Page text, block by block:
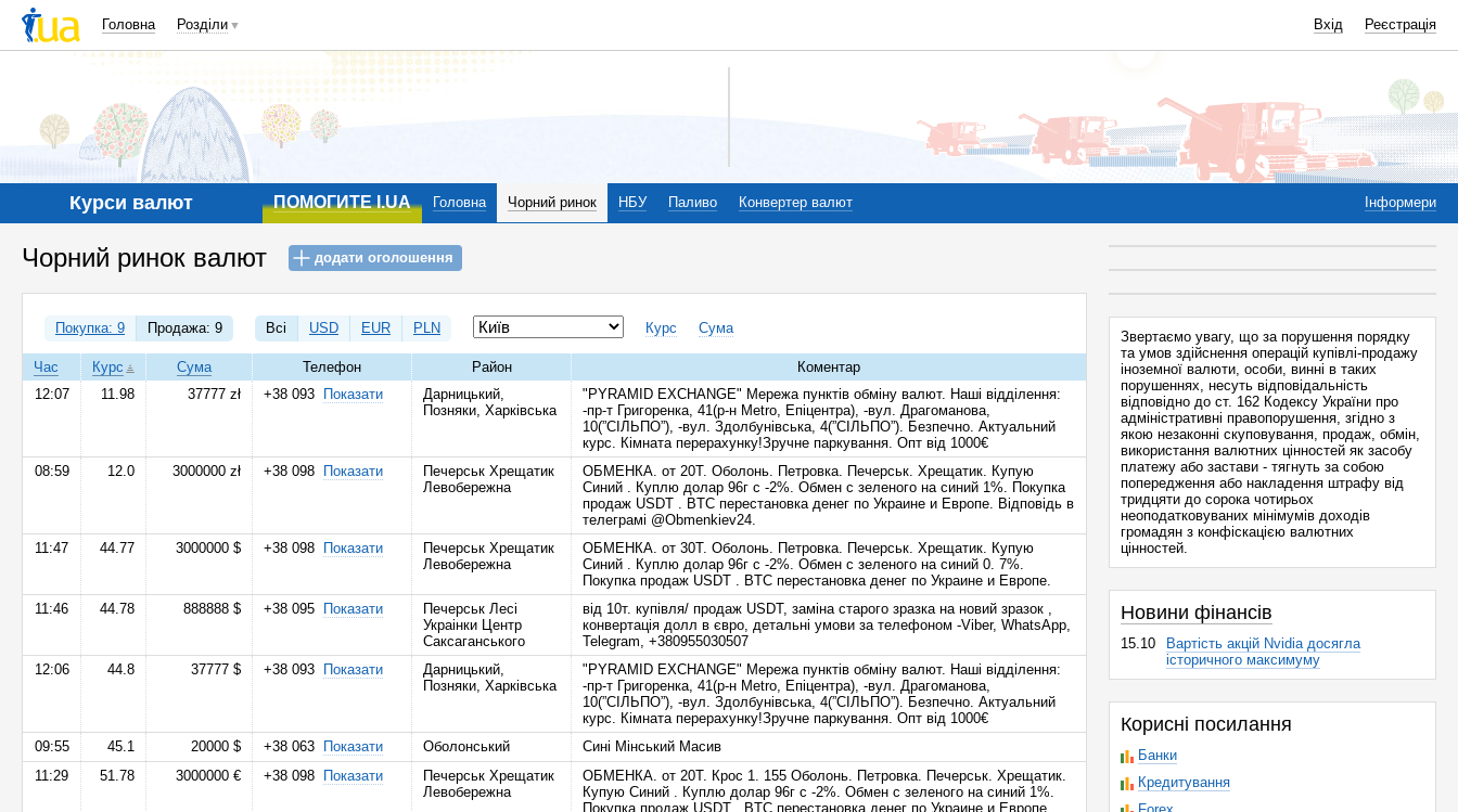
Головна Розділи Вхід Реєстрація
Курси валют ПОМОГИТЕ I.UA Головна Чорний ринок НБУ Паливо Конвертер валют Інформери
Чорний ринок валют додати оголошення
Покупка: 9 Продажа: 9 Всі USD EUR PLN Курс Сума
Час Курс Сума Телефон Район
Коментар
12:07
11.98 37777 zł +38 093 Показати
Дарницький,
Позняки, Харківська
"PYRAMID EXCHANGE" Мережа пунктів обміну валют. Наші відділення:
-пр-т Григоренка, 41(р-н Metro, Епіцентра), -вул. Драгоманова,
10(”СІЛЬПО”), -вул. Здолбунівська, 4(”СІЛЬПО”). Безпечно. Актуальний
курс. Кімната перерахунку!Зручне паркування. Опт від 1000€
08:59
12.0 3000000 zł +38 098 Показати
Печерськ Хрещатик
Левобережна
ОБМЕНКА. от 20Т. Оболонь. Петровка. Печерськ. Хрещатик. Купую
Синий . Куплю долар 96г с -2%. Обмен c зеленого на синий 1%. Покупка
продаж USDT . BTC перестановка денег по Украине и Европе. Відповідь в
телеграмі @Obmenkiev24.
11:47
44.77 3000000 $ +38 098 Показати
Печерськ Хрещатик
Левобережна
ОБМЕНКА. от 30Т. Оболонь. Петровка. Печерськ. Хрещатик. Купую
Синий . Куплю долар 96г с -2%. Обмен c зеленого на синий 0. 7%.
Покупка продаж USDT . BTC перестановка денег по Украине и Европе.
11:46
44.78 888888 $ +38 095 Показати
Печерськ Лесі
Украінки Центр
Саксаганського
від 10т. купівля/ продаж USDT, заміна старого зразка на новий зразок ,
конвертація долл в євро, детальні умови за телефоном -Viber, WhatsApp,
Telegram, +380955030507
12:06
44.8 37777 $ +38 093 Показати
Дарницький,
Позняки, Харківська
"PYRAMID EXCHANGE" Мережа пунктів обміну валют. Наші відділення:
-пр-т Григоренка, 41(р-н Metro, Епіцентра), -вул. Драгоманова,
10(”СІЛЬПО”), -вул. Здолбунівська, 4(”СІЛЬПО”). Безпечно. Актуальний
курс. Кімната перерахунку!Зручне паркування. Опт від 1000€
09:55
45.1 20000 $ +38 063 Показати Оболонський
Синi Мiнський Масив
11:29
51.78 3000000 € +38 098 Показати
Печерськ Хрещатик
Левобережна
ОБМЕНКА. от 20Т. Крос 1. 155 Оболонь. Петровка. Печерськ. Хрещатик.
Купую Синий . Куплю долар 96г с -2%. Обмен c зеленого на синий 1%.
Покупка продаж USDT . BTC перестановка денег по Украине и Европе.
Звертаємо увагу, що за порушення порядку
та умов здійснення операцій купівлі-продажу
іноземної валюти, особи, винні в таких
порушеннях, несуть відповідальність
відповідно до ст. 162 Кодексу України про
адміністративні правопорушення, згідно з
якою незаконні скуповування, продаж, обмін,
використання валютних цінностей як засобу
платежу або застави - тягнуть за собою
попередження або накладення штрафу від
тридцяти до сорока чотирьох
неоподатковуваних мінімумів доходів
громадян з конфіскацією валютних
цінностей.
Новини фінансів
15.10
Вартість акцій Nvidia досягла
історичного максимуму
Корисні посилання
Банки
Кредитування